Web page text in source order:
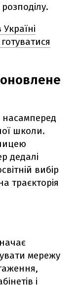
Україні
школи.
дедалі
вибір
траєкторія
мережу
і